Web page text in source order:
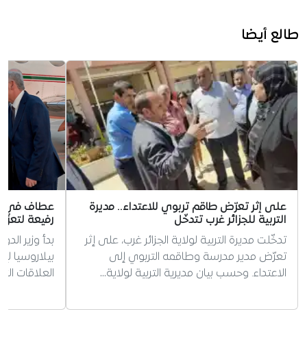
طالع أيضا
على إثر تعرّض طاقم تربوي للاعتداء.. مديرة
التربية للجزائر غرب تتدخّل
تدخّلت مديرة التربية لولاية الجزائر غرب، على إثر
تعرّض مدير مدرسة وطاقمه التربوي إلى
الاعتداء. وحسب بيان مديرية التربية لولاية…
عطاف في
رفيعة
بدأ وزير
بيلاروسيا
العلاقات